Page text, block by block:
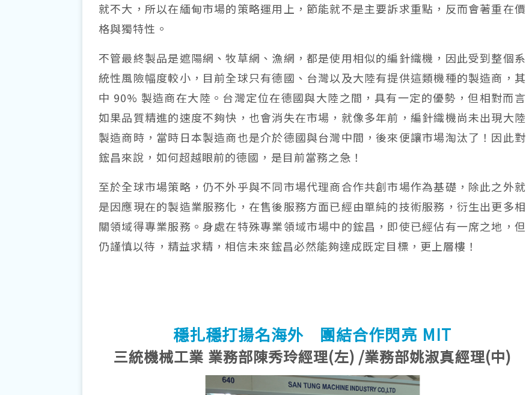
就不大，所以在緬甸市場的策略運用上，節能就不是主要訴求重點，反而會著重在價
格與獨特性。
不管最終製品是遮陽網、牧草網、漁網，都是使用相似的編針織機，因此受到整個系
統性風險幅度較小，目前全球只有德國、台灣以及大陸有提供這類機種的製造商，其
中 90% 製造商在大陸。台灣定位在德國與大陸之間，具有一定的優勢，但相對而言
如果品質精進的速度不夠快，也會消失在市場，就像多年前，編針織機尚未出現大陸
製造商時，當時日本製造商也是介於德國與台灣中間，後來便讓市場淘汰了！因此對
鋐昌來說，如何超越眼前的德國，是目前當務之急！
至於全球市場策略，仍不外乎與不同市場代理商合作共創市場作為基礎，除此之外就
是因應現在的製造業服務化，在售後服務方面已經由單純的技術服務，衍生出更多相
關領域得專業服務。身處在特殊專業領域市場中的鋐昌，即使已經佔有一席之地，但
仍謹慎以待，精益求精，相信未來鋐昌必然能夠達成既定目標，更上層樓！
穩扎穩打揚名海外 團結合作閃亮 MIT
三統機械工業 業務部陳秀玲經理(左) /業務部姚淑真經理(中)